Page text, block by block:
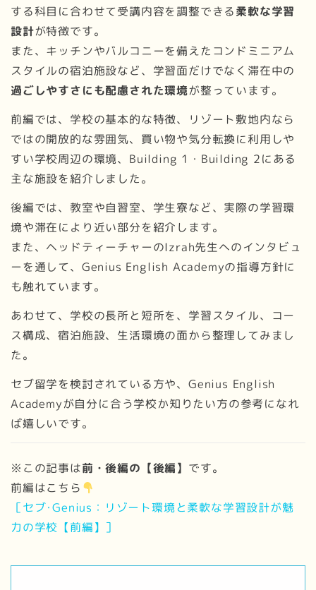
する科目に合わせて受講内容を調整できる柔軟な学習
設計が特徴です。
また、キッチンやバルコニーを備えたコンドミニアム
スタイルの宿泊施設など、学習面だけでなく滞在中の
過ごしやすさにも配慮された環境が整っています。
前編では、学校の基本的な特徴、リゾート敷地内なら
ではの開放的な雰囲気、買い物や気分転換に利用しや
すい学校周辺の環境、Building 1・Building 2にある
主な施設を紹介しました。
後編では、教室や自習室、学生寮など、実際の学習環
境や滞在により近い部分を紹介します。
また、ヘッドティーチャーのIzrah先生へのインタビュ
ーを通して、Genius English Academyの指導方針に
も触れています。
あわせて、学校の長所と短所を、学習スタイル、コー
ス構成、宿泊施設、生活環境の面から整理してみまし
た。
セブ留学を検討されている方や、Genius English
Academyが自分に合う学校か知りたい方の参考になれ
ば嬉しいです。
※この記事は前・後編の【後編】 です。
前編はこちら
［セブ･Genius：リゾート環境と柔軟な学習設計が魅
力の学校【前編】］